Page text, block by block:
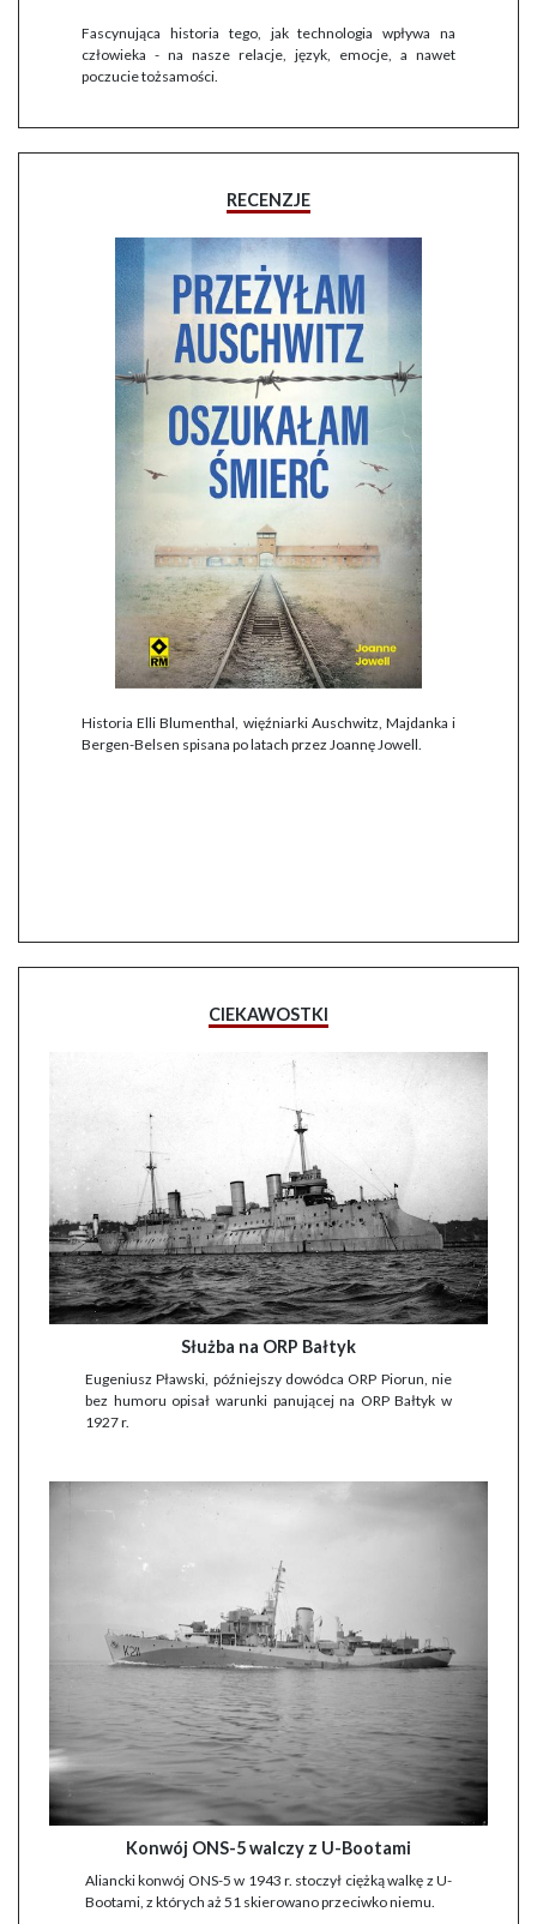
Fascynująca historia tego, jak technologia wpływa na
człowieka - na nasze relacje, język, emocje, a nawet
poczucie tożsamości.
RECENZJE
Historia Elli Blumenthal, więźniarki Auschwitz, Majdanka i
Bergen-Belsen spisana po latach przez Joannę Jowell.
CIEKAWOSTKI
Służba na ORP Bałtyk
Eugeniusz Pławski, późniejszy dowódca ORP Piorun, nie
bez humoru opisał warunki panującej na ORP Bałtyk w
1927 r.
Konwój ONS-5 walczy z U-Bootami
Aliancki konwój ONS-5 w 1943 r. stoczył ciężką walkę z U-
Bootami, z których aż 51 skierowano przeciwko niemu.